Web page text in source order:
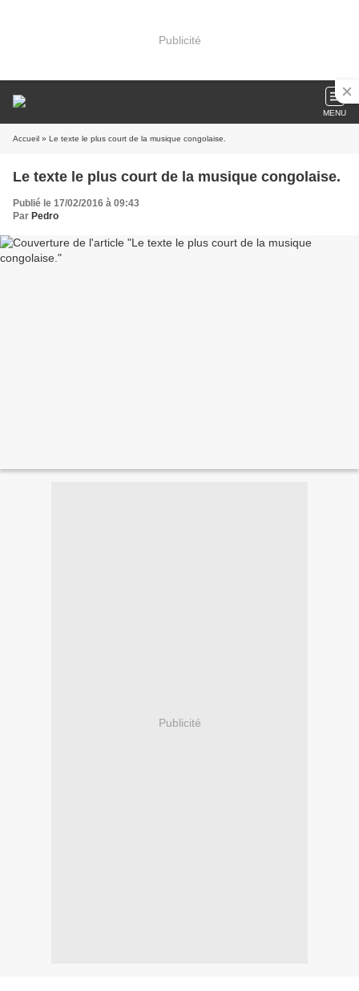
Publicité
MENU
Accueil » Le texte le plus court de la musique congolaise.
Le texte le plus court de la musique congolaise.
Publié le 17/02/2016 à 09:43
Par Pedro
Publicité